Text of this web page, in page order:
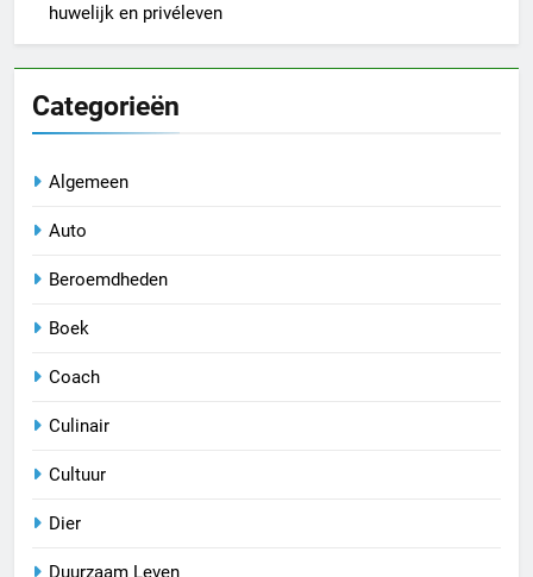
huwelijk en privéleven
Categorieën
Algemeen
Auto
Beroemdheden
Boek
Coach
Culinair
Cultuur
Dier
Duurzaam Leven